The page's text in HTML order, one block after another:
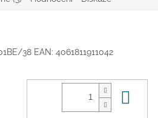
38 EAN: 4061811911042